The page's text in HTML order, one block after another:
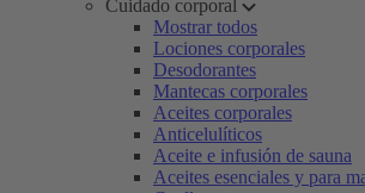
Cuidado corporal
Mostrar todos
Lociones corporales
Desodorantes
Mantecas corporales
Aceites corporales
Anticelulíticos
Aceite e infusión de sauna
Aceites esenciales y para